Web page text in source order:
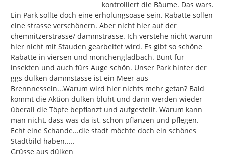
kontrolliert die Bäume. Das wars.
Ein Park sollte doch eine erholungsoase sein. Rabatte sollen
eine strasse verschönern. Aber nicht hier auf der
chemnitzerstrasse/ dammstrasse. Ich verstehe nicht warum
hier nicht mit Stauden gearbeitet wird. Es gibt so schöne
Rabatte in viersen und mönchengladbach. Bunt für
insekten und auch fürs Auge schön. Unser Park hinter der
ggs dülken dammstasse ist ein Meer aus
Brennnesseln...Warum wird hier nichts mehr getan? Bald
kommt die Aktion dülken blüht und dann werden wieder
überall die Töpfe bepflanzt und aufgestellt. Warum kann
man nicht, dass was da ist, schön pflanzen und pflegen.
Echt eine Schande...die stadt möchte doch ein schönes
Stadtbild haben.....
Grüsse aus dülken